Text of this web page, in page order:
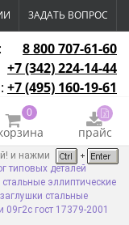
ЗАДАТЬ ВОПРОС
8 800 707-61-60
+7 (342) 224-14-44
+7 (495) 160-19-61
0
прайс
и нажми
типовых деталей
эллиптические
заглушки стальные
гост 17379-2001